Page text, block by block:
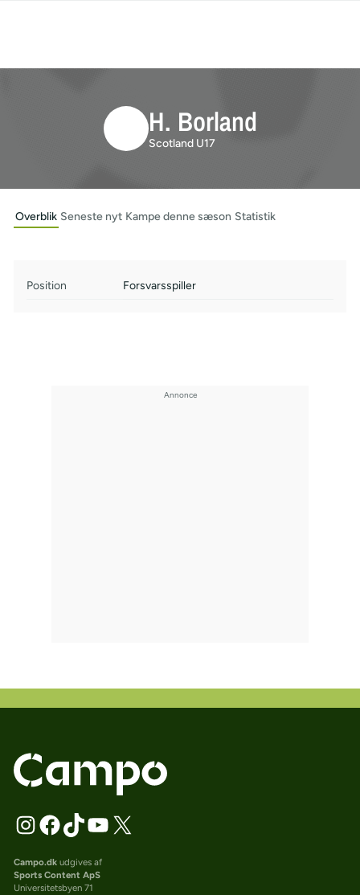
H. Borland
Scotland U17
Overblik Seneste nyt Kampe denne sæson Statistik
Position Forsvarsspiller
Campo.dkudgives af
Sports Content ApS
Universitetsbyen 71